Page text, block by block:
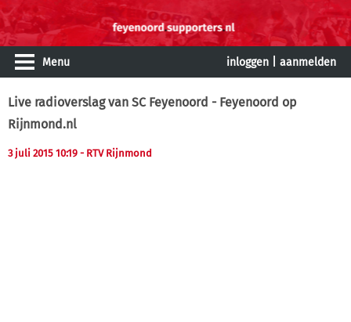
Menu inloggen aanmelden
Live radioverslag van SC Feyenoord - Feyenoord op
Rijnmond.nl
3 juli 2015 10:19 - RTV Rijnmond